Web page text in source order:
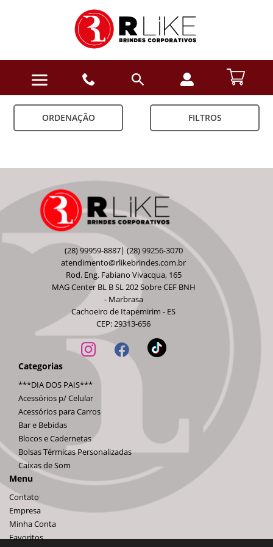
ORDENAÇÃO FILTROS
(28) 99959-8887| (28) 99256-3070
atendimento@rlikebrindes.com.br
Rod. Eng. Fabiano Vivacqua, 165
MAG Center BL B SL 202 Sobre CEF BNH
- Marbrasa
Cachoeiro de Itapemirim - ES
CEP: 29313-656
Categorias
***DIA DOS PAIS***
Acessórios p/ Celular
Acessórios para Carros
Bar e Bebidas
Blocos e Cadernetas
Bolsas Térmicas Personalizadas
Caixas de Som
Menu
Contato
Empresa
Minha Conta
Favoritos